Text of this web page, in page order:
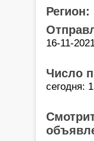
Регион:
16-11-
Число
сегодня: